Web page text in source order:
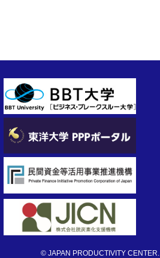
© JAPAN PRODUCTIVITY CENTER.